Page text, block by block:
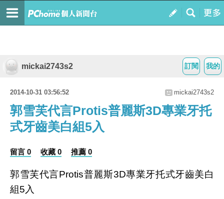
我的
訂閱
mickai2743s2
2014-10-31 03:56:52 mickai2743s2
郭雪芙代言Protis普麗斯3D專業牙托
式牙齒美白組5入
留言 0 收藏 0 推薦 0
郭雪芙代言Protis普麗斯3D專業牙托式牙齒美白
組5入